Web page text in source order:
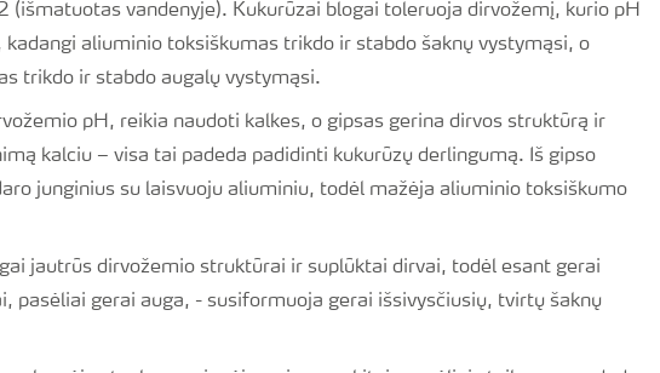
(išmatuotas vandenyje). Kukurūzai blogai toleruoja dirvožemį, kurio pH
aliuminio toksiškumas trikdo ir stabdo šaknų vystymąsi, o
trikdo ir stabdo augalų vystymąsi.
pH, reikia naudoti kalkes, o gipsas gerina dirvos struktūrą ir
kalciu – visa tai padeda padidinti kukurūzų derlingumą. Iš gipso
junginius su laisvuoju aliuminiu, todėl mažėja aliuminio toksiškumo
jautrūs dirvožemio struktūrai ir suplūktai dirvai, todėl esant gerai
pasėliai gerai auga, - susiformuoja gerai išsivysčiusių, tvirtų šaknų